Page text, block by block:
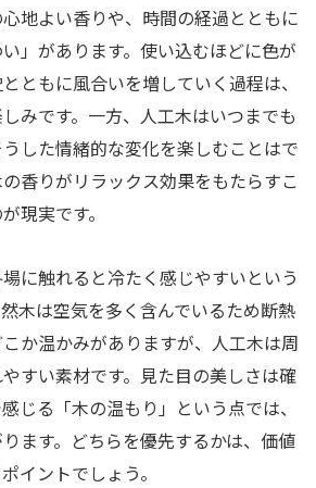
地よい香りや、時間の経過とともに
」があります。使い込むほどに色が
ともに風合いを増していく過程は、
みです。一方、人工木はいつまでも
した情緒的な変化を楽しむことはで
香りがリラックス効果をもたらすこ
現実です。
に触れると冷たく感じやすいという
木は空気を多く含んでいるため断熱
か温かみがありますが、人工木は周
すい素材です。見た目の美しさは確
じる「木の温もり」という点では、
ます。どちらを優先するかは、価値
イントでしょう。